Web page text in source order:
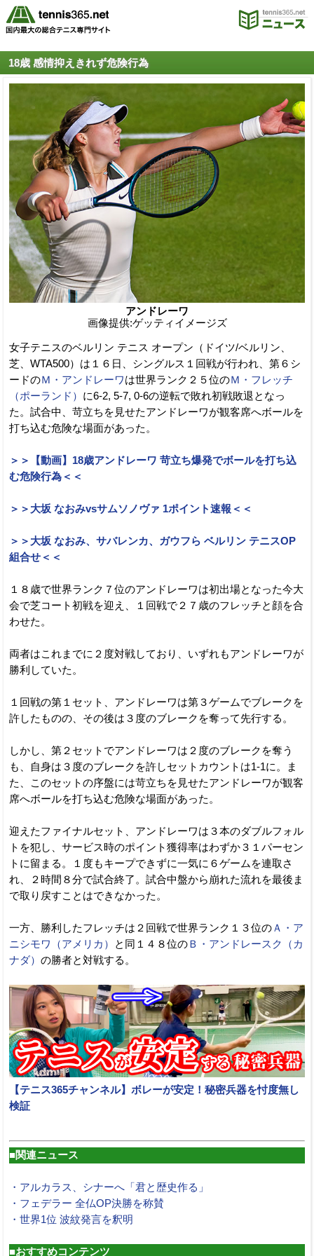
18歳 感情抑えきれず危険行為
アンドレーワ
画像提供:ゲッティイメージズ
女子テニスのベルリン テニス オープン（ドイツ/ベルリン、
芝、WTA500）は１６日、シングルス１回戦が行われ、第６シ
ードのＭ・アンドレーワは世界ランク２５位のＭ・フレッチ
（ポーランド） に6-2, 5-7, 0-6の逆転で敗れ初戦敗退となっ
た。試合中、苛立ちを見せたアンドレーワが観客席へボールを
打ち込む危険な場面があった。
＞＞【動画】18歳アンドレーワ 苛立ち爆発でボールを打ち込
む危険行為＜＜
＞＞大坂 なおみvsサムソノヴァ 1ポイント速報＜＜
＞＞大坂 なおみ、サバレンカ、ガウフら ベルリン テニスOP
組合せ＜＜
１８歳で世界ランク７位のアンドレーワは初出場となった今大
会で芝コート初戦を迎え、１回戦で２７歳のフレッチと顔を合
わせた。
両者はこれまでに２度対戦しており、いずれもアンドレーワが
勝利していた。
１回戦の第１セット、アンドレーワは第３ゲームでブレークを
許したものの、その後は３度のブレークを奪って先行する。
しかし、第２セットでアンドレーワは２度のブレークを奪う
も、自身は３度のブレークを許しセットカウントは1-1に。ま
た、このセットの序盤には苛立ちを見せたアンドレーワが観客
席へボールを打ち込む危険な場面があった。
迎えたファイナルセット、アンドレーワは３本のダブルフォル
トを犯し、サービス時のポイント獲得率はわずか３１パーセン
トに留まる。１度もキープできずに一気に６ゲームを連取さ
れ、２時間８分で試合終了。試合中盤から崩れた流れを最後ま
で取り戻すことはできなかった。
一方、勝利したフレッチは２回戦で世界ランク１３位のＡ・ア
ニシモワ（アメリカ）
と同１４８位のＢ・アンドレースク（カ
ナダ） の勝者と対戦する。
【テニス365チャンネル】ボレーが安定！秘密兵器を忖度無し
検証
■関連ニュース
・アルカラス、シナーへ「君と歴史作る」
・フェデラー 全仏OP決勝を称賛
・世界1位 波紋発言を釈明
■おすすめコンテンツ